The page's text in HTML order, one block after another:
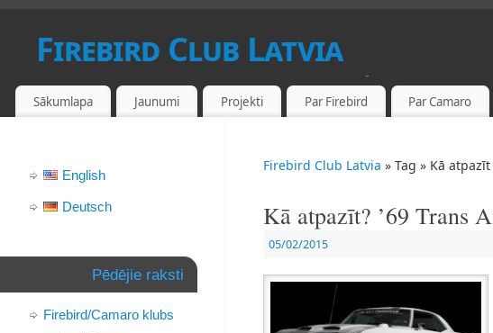
Firebird Club Latvia
PONTIAC FIREBIRD UN CAMARO FANU KLUBS LATVIJĀ
Sākumlapa Jaunumi Projekti Par Firebird Par Camaro
Firebird Club Latvia » Tag » Kā
Kā atpazīt? ’69 Trans
05/02/2015
English
Deutsch
Pēdējie raksti
Firebird/Camaro klubs